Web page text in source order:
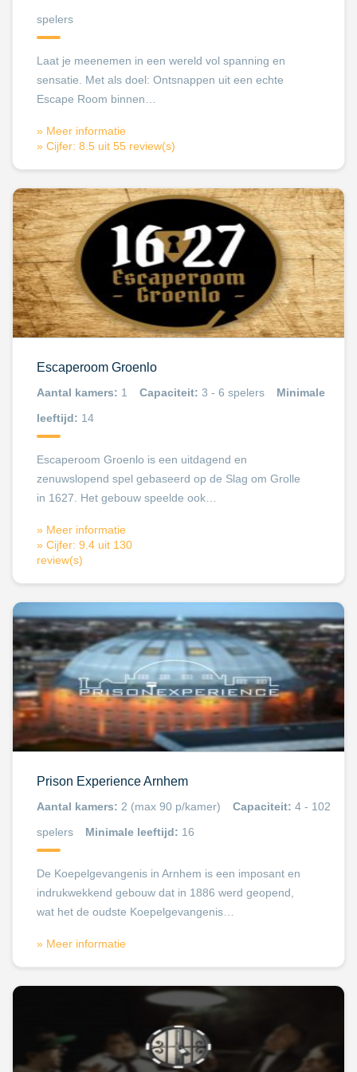
Prison Experience Arnhem
Aantal kamers: 2 (max 90 p/kamer) Capaciteit: 4 - 102
spelers
Minimale leeftijd: 16
De Koepelgevangenis in Arnhem is een imposant en
indrukwekkend gebouw dat in 1886 werd geopend,
wat het de oudste Koepelgevangenis…
» Meer informatie
spelers
Laat je meenemen in een wereld vol spanning en
sensatie. Met als doel: Ontsnappen uit een echte
Escape Room binnen…
» Meer informatie
» Cijfer: 8.5 uit 55 review(s)
Escaperoom Groenlo
Aantal kamers: 1 Capaciteit: 3 - 6 spelers
Minimale
leeftijd: 14
Escaperoom Groenlo is een uitdagend en
zenuwslopend spel gebaseerd op de Slag om Grolle
in 1627. Het gebouw speelde ook…
» Meer informatie
» Cijfer: 9.4 uit 130
review(s)